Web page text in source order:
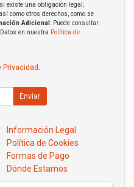
existe una obligación legal;
como otros derechos, como se
Adicional : Puede consultar
en nuestra Política de
Privacidad
Enviar
Información Legal
Política de Cookies
Formas de Pago
Dónde Estamos